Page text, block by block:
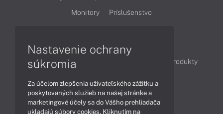
Monitory
Príslušenstvo
Články
Obchodné informácie
Produkty
Obsah
Nastavenie ochrany
súkromia
Za účelom zlepšenia užívateľského zážitku a
poskytovaných služieb na našej stránke a
marketingové účely sa do Vášho prehliadača
ukladajú súbory cookies. Kliknutím na